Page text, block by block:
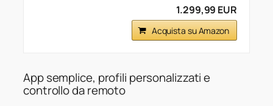
1.299,99 EUR
Acquista su Amazon
App semplice, profili personalizzati e
controllo da remoto